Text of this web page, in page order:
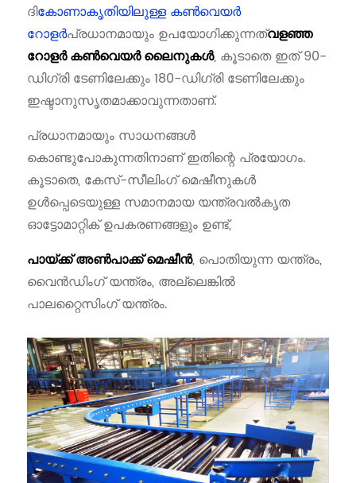
ദികോണാകൃതിയിലുള്ള കൺവെയർ
റോളർപ്രധാനമായും ഉപയോഗിക്കുന്നത്വളഞ്ഞ
റോളർ കൺവെയർ ലൈനുകൾ, കൂടാതെ ഇത് 90-
ഡിഗ്രി ടേണിലേക്കും 180-ഡിഗ്രി ടേണിലേക്കും
ഇഷ്ടാനുസൃതമാക്കാവുന്നതാണ്.
പ്രധാനമായും സാധനങ്ങൾ
കൊണ്ടുപോകുന്നതിനാണ് ഇതിന്റെ പ്രയോഗം.
കൂടാതെ, കേസ്-സീലിംഗ് മെഷീനുകൾ
ഉൾപ്പെടെയുള്ള സമാനമായ യന്ത്രവൽകൃത
ഓട്ടോമാറ്റിക് ഉപകരണങ്ങളും ഉണ്ട്,
പായ്ക്ക് അൺപാക്ക് മെഷീൻ, പൊതിയുന്ന യന്ത്രം,
വൈൻഡിംഗ് യന്ത്രം, അല്ലെങ്കിൽ
പാലറ്റൈസിംഗ് യന്ത്രം.